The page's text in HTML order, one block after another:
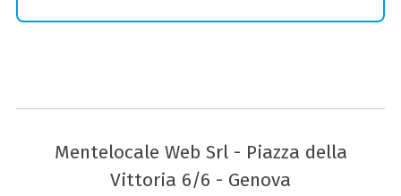
Mentelocale Web Srl - Piazza della
Vittoria 6/6 - Genova